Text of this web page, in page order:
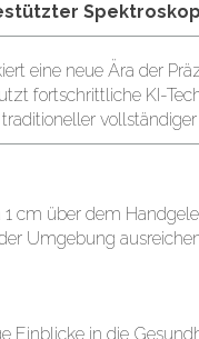
eine neue Ära der
fortschrittliche KI-
cm über dem
Umgebung
in die